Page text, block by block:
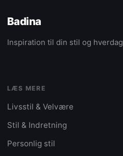
Badina
Inspiration til din stil og hverdag
LÆS MERE
Livsstil & Velvære
Stil & Indretning
Personlig stil